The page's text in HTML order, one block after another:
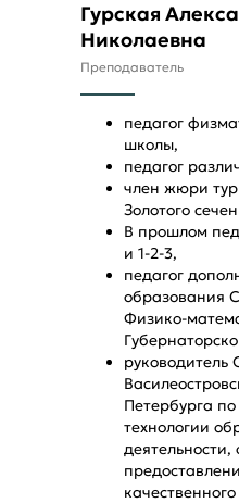
Гурская
Николаевна
Преподаватель
педагог
школы,
педагог
член жюри
Золотого
В прошлом
и 1-2-3,
педагог
образования
Физико-
Петербурга
технологии